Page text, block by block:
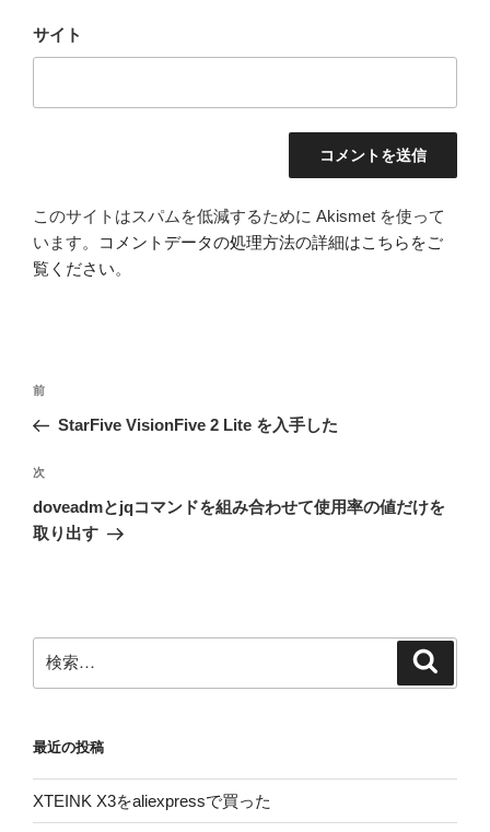
サイト
このサイトはスパムを低減するために Akismet を使って
います。
コメントデータの処理方法の詳細はこちらをご
覧ください。
投
ナ
ビ
ゲ
ー
前
の
稿
前
StarFive VisionFive 2 Lite を入手した
次
の
投
次
doveadmとjqコマンドを組み合わせて使用率の値だけを
取り出す
索:
最近の投稿
XTEINK X3をaliexpressで買った